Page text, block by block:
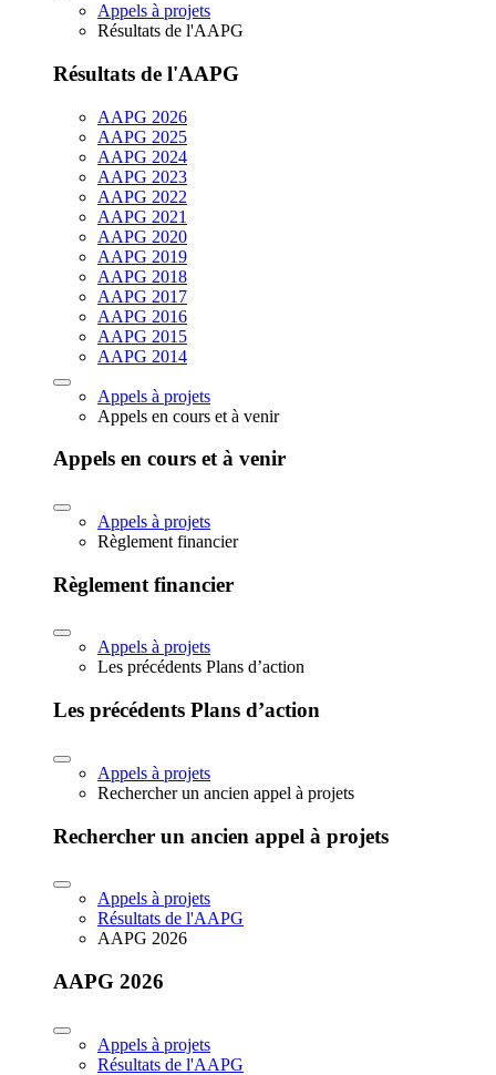
Appels à projets
Résultats de l'AAPG
Résultats de l'AAPG
AAPG 2026
AAPG 2025
AAPG 2024
AAPG 2023
AAPG 2022
AAPG 2021
AAPG 2020
AAPG 2019
AAPG 2018
AAPG 2017
AAPG 2016
AAPG 2015
AAPG 2014
Appels à projets
Appels en cours et à venir
Appels en cours et à venir
Appels à projets
Règlement financier
Règlement financier
Appels à projets
Les précédents Plans d’action
Les précédents Plans d’action
Appels à projets
Rechercher un ancien appel à projets
Rechercher un ancien appel à projets
Appels à projets
Résultats de l'AAPG
AAPG 2026
AAPG 2026
Appels à projets
Résultats de l'AAPG